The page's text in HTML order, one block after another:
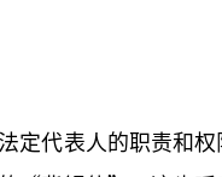
定代表人的职责和